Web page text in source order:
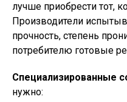
лучше приобрести тот,
Производители
прочность, степень
потребителю готовые
Специализированные
нужно: